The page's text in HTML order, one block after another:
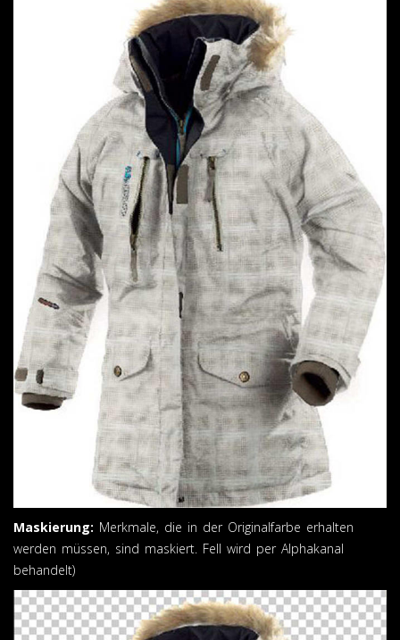
Maskierung: Merkmale, die in der Originalfarbe erhalten
werden müssen, sind maskiert. Fell wird per Alphakanal
behandelt)